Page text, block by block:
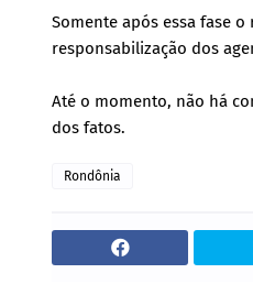
Somente após essa fase
responsabilização dos
Até o momento, não há
dos fatos.
Rondônia